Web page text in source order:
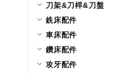
刀架&刀桿&刀盤
銑床配件
車床配件
鑽床配件
攻牙配件